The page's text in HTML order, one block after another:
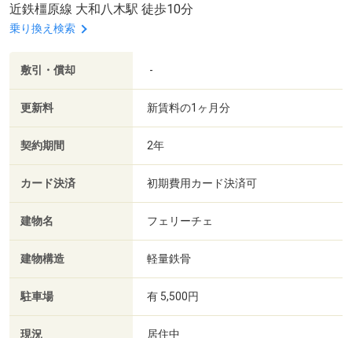
近鉄橿原線 大和八木駅 徒歩10分
乗り換え検索
敷引・償却 -
更新料 新賃料の1ヶ月分
契約期間 2年
カード決済 初期費用カード決済可
建物名 フェリーチェ
建物構造 軽量鉄骨
駐車場 有 5,500円
現況 居住中